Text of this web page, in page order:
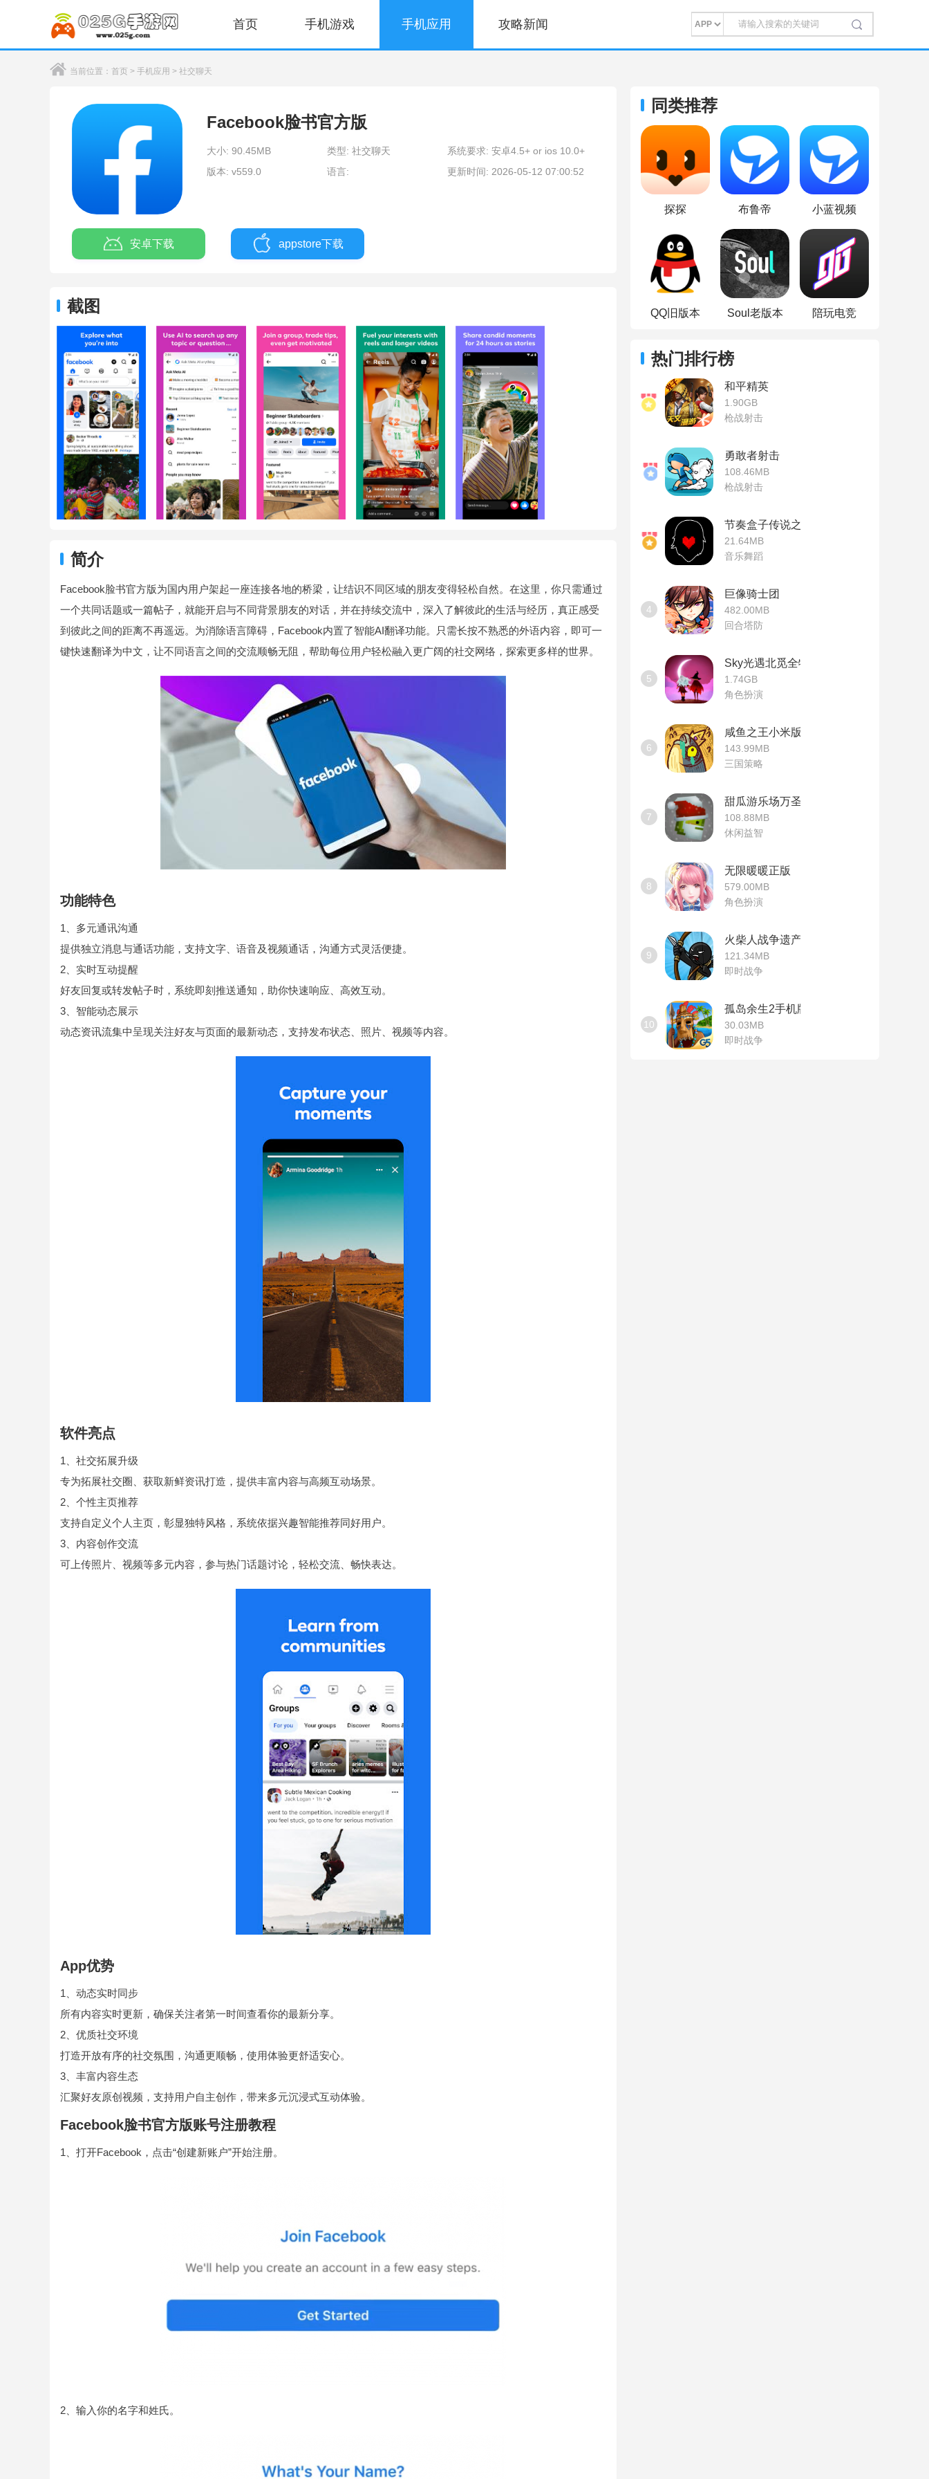
首页 手机游戏 手机应用 攻略新闻
当前位置： 首页 > 手机应用 > 社交聊天
Facebook脸书官方版
大小: 90.45MB 类型: 社交聊天
系统要求: 安卓4.5+ or ios 10.0+
版本: v559.0
语言: 更新时间: 2026-05-12 07:00:52
安卓下载 appstore下载
截图
简介
Facebook脸书官方版为国内用户架起一座连接各地的桥梁，让结识不同区域的朋友变得轻松自然。在这里，你只需通过
一个共同话题或一篇帖子，就能开启与不同背景朋友的对话，并在持续交流中，深入了解彼此的生活与经历，真正感受
到彼此之间的距离不再遥远。为消除语言障碍，Facebook内置了智能AI翻译功能。只需长按不熟悉的外语内容，即可一
键快速翻译为中文，让不同语言之间的交流顺畅无阻，帮助每位用户轻松融入更广阔的社交网络，探索更多样的世界。
功能特色
1、多元通讯沟通
提供独立消息与通话功能，支持文字、语音及视频通话，沟通方式灵活便捷。
2、实时互动提醒
好友回复或转发帖子时，系统即刻推送通知，助你快速响应、高效互动。
3、智能动态展示
动态资讯流集中呈现关注好友与页面的最新动态，支持发布状态、照片、视频等内容。
软件亮点
1、社交拓展升级
专为拓展社交圈、获取新鲜资讯打造，提供丰富内容与高频互动场景。
2、个性主页推荐
支持自定义个人主页，彰显独特风格，系统依据兴趣智能推荐同好用户。
3、内容创作交流
可上传照片、视频等多元内容，参与热门话题讨论，轻松交流、畅快表达。
App优势
1、动态实时同步
所有内容实时更新，确保关注者第一时间查看你的最新分享。
2、优质社交环境
打造开放有序的社交氛围，沟通更顺畅，使用体验更舒适安心。
3、丰富内容生态
汇聚好友原创视频，支持用户自主创作，带来多元沉浸式互动体验。
Facebook脸书官方版账号注册教程
1、打开Facebook，点击“创建新账户”开始注册。
2、输入你的名字和姓氏。
同类推荐
探探 布鲁帝 小蓝视频
QQ旧版本 Soul老版本 陪玩电竞
热门排行榜
和平精英
1.90GB
枪战射击
勇敢者射击
108.46MB
枪战射击
节奏盒子传说之下模组
21.64MB
音乐舞蹈
4
巨像骑士团
482.00MB
回合塔防
5
Sky光遇北觅全物品版
1.74GB
角色扮演
6
咸鱼之王小米版
143.99MB
三国策略
7
甜瓜游乐场万圣节版本
108.88MB
休闲益智
8
无限暖暖正版
579.00MB
角色扮演
9
火柴人战争遗产无敌版
121.34MB
即时战争
10
孤岛余生2手机版
30.03MB
即时战争